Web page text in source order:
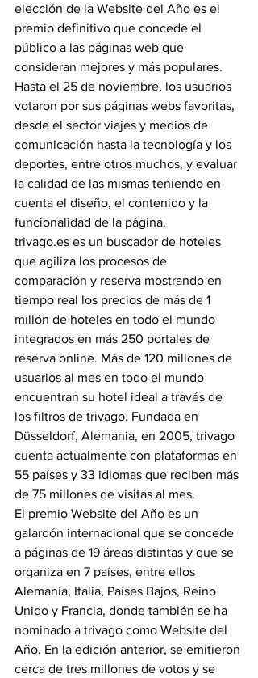
elección de la Website del Año es el
premio definitivo que concede el
público a las páginas web que
consideran mejores y más populares.
Hasta el 25 de noviembre, los usuarios
votaron por sus páginas webs favoritas,
desde el sector viajes y medios de
comunicación hasta la tecnología y los
deportes, entre otros muchos, y evaluar
la calidad de las mismas teniendo en
cuenta el diseño, el contenido y la
funcionalidad de la página.
trivago.es es un buscador de hoteles
que agiliza los procesos de
comparación y reserva mostrando en
tiempo real los precios de más de 1
millón de hoteles en todo el mundo
integrados en más 250 portales de
reserva online. Más de 120 millones de
usuarios al mes en todo el mundo
encuentran su hotel ideal a través de
los filtros de trivago. Fundada en
Düsseldorf, Alemania, en 2005, trivago
cuenta actualmente con plataformas en
55 países y 33 idiomas que reciben más
de 75 millones de visitas al mes.
El premio Website del Año es un
galardón internacional que se concede
a páginas de 19 áreas distintas y que se
organiza en 7 países, entre ellos
Alemania, Italia, Países Bajos, Reino
Unido y Francia, donde también se ha
nominado a trivago como Website del
Año. En la edición anterior, se emitieron
cerca de tres millones de votos y se